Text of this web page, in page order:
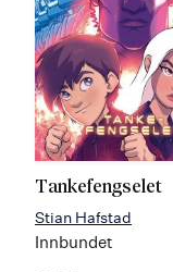
Tankefengselet
Stian Hafstad
Innbundet